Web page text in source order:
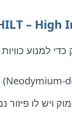
(Neodymium-